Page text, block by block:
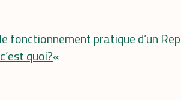
fonctionnement pratique d’un
quoi?«